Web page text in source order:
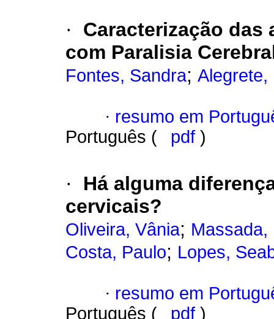
·
Caracterização das
com Paralisia
Fontes, Sandra; Alegrete,
· resumo em
Português (
pdf )
·
Há alguma
cervicais?
Oliveira, Vânia; Massada,
Costa, Paulo; Lopes,
· resumo em
Português (
pdf )